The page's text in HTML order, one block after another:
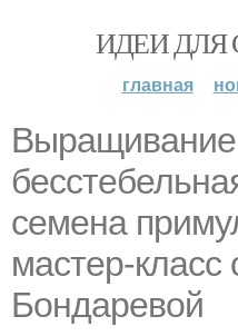
ИДЕИ ДЛЯ
главная
семена
мастер-класс
Бондаревой